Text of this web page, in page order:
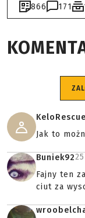
866 171
KeloRescue
Jak to
Buniek92
Fajny ten
ciut za